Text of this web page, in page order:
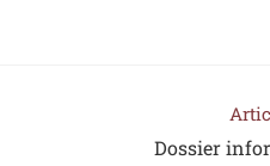
Dossier